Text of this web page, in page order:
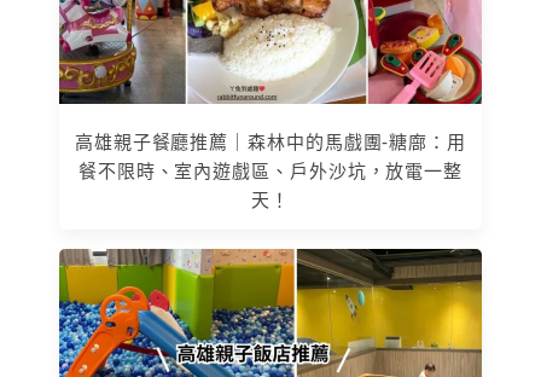
高雄親子餐廳推薦｜森林中的馬戲團-糖廍：用
餐不限時、室內遊戲區、戶外沙坑，放電一整
天！